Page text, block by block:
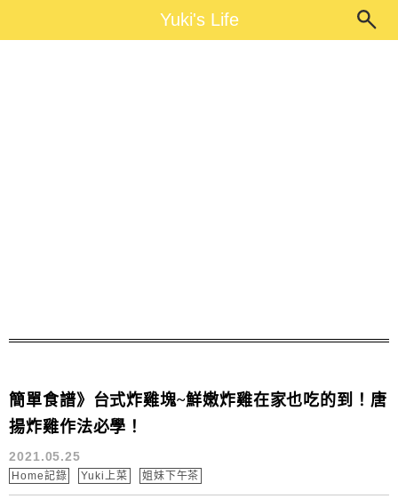
Yuki's LifeYuki's Life
簡單食譜》台式炸雞塊~鮮嫩炸雞在家也吃的到！唐
揚炸雞作法必學！
2021.05.25
Home記錄 Yuki上菜 姐妹下午茶